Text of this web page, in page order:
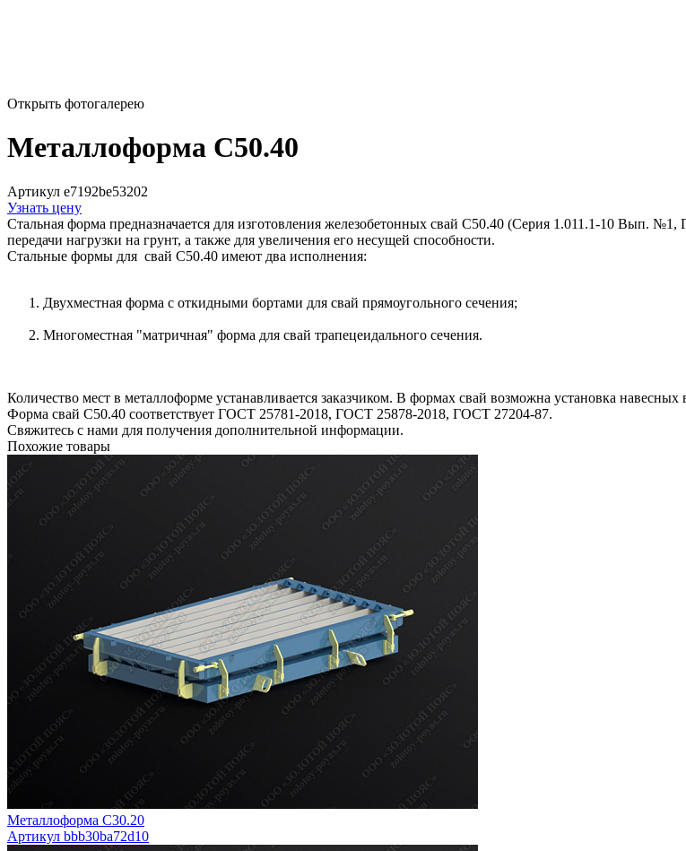
Открыть фотогалерею
Металлоформа С50.40
Артикул e7192be53202
Узнать цену
Стальная форма предназначается для изготовления железобетонных свай С50.40 (Серия 1.011.1-10 Вып.
передачи нагрузки на грунт, а также для увеличения его несущей способности.
Стальные формы для свай С50.40 имеют два исполнения:
Двухместная форма с откидными бортами для свай прямоугольного сечения;
Многоместная "матричная" форма для свай трапецеидального сечения.
Количество мест в металлоформе устанавливается заказчиком. В формах свай возможна установка
Форма свай С50.40 соответствует ГОСТ 25781-2018, ГОСТ 25878-2018, ГОСТ 27204-87.
Свяжитесь с нами для получения дополнительной информации.
Похожие товары
Металлоформа С30.20
Артикул bbb30ba72d10